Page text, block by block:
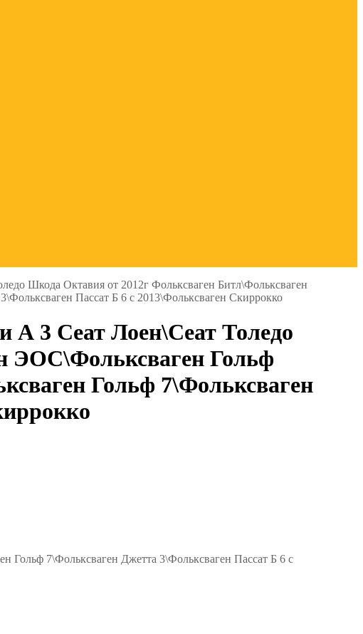
Шкода Октавия от 2012г Фольксваген Битл\Фольксваген
Пассат Б 6 с 2013\Фольксваген Скиррокко
А 3 Сеат Лоен\Сеат Толедо
ЭОС\Фольксваген Гольф
Гольф 7\Фольксваген
7\Фольксваген Джетта 3\Фольксваген Пассат Б 6 с